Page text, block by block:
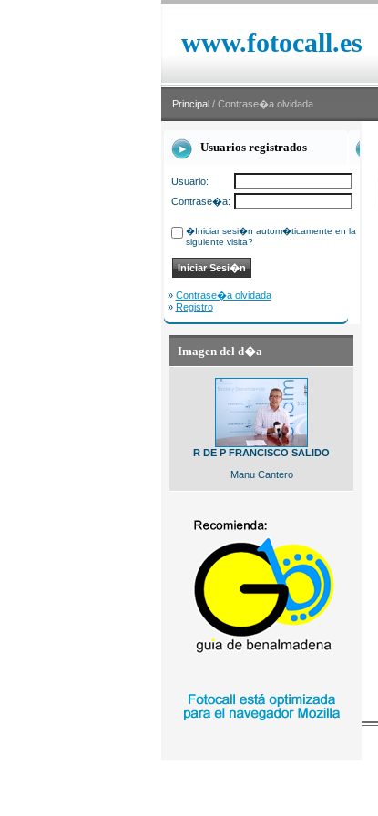
www.fotocall.es
Principal / Contrase�a olvidada
Usuarios registrados
Usuario:
Contrase�a:
�Iniciar sesi�n autom�ticamente en la
siguiente visita?
» Contrase�a olvidada
» Registro
Imagen del d�a
R DE P FRANCISCO SALIDO
Manu Cantero